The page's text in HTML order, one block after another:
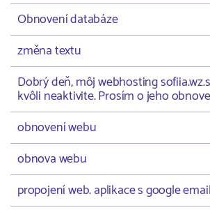
Obnovení databáze
změna textu
Dobrý deň, môj webhosting
kvôli neaktivite. Prosím o jeho
obnovení webu
obnova webu
propojení web. aplikace s google